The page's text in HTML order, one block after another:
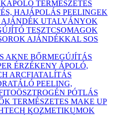
TERMÉSZETES
HAJÁPOLÁS PEELINGEK
AJÁNDÉK UTALVÁNYOK
TESZTCSOMAGOK
AJÁNDÉKKAL SOS
AKNE BŐRMEGÚJÍTÁS
ÉRZÉKENY ÁPOLÓ,
ARCFIATALÍTÁS
PEELING,
PÓTLÁS
TERMÉSZETES MAKE UP
KOZMETIKUMOK